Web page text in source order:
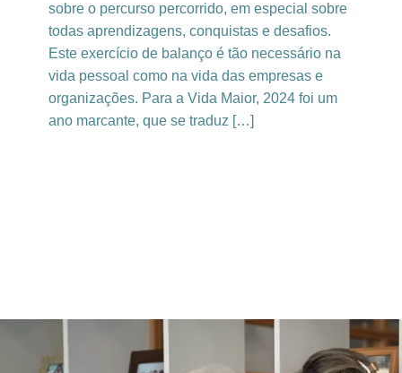
sobre o percurso percorrido, em especial sobre
todas aprendizagens, conquistas e desafios.
Este exercício de balanço é tão necessário na
vida pessoal como na vida das empresas e
organizações. Para a Vida Maior, 2024 foi um
ano marcante, que se traduz […]